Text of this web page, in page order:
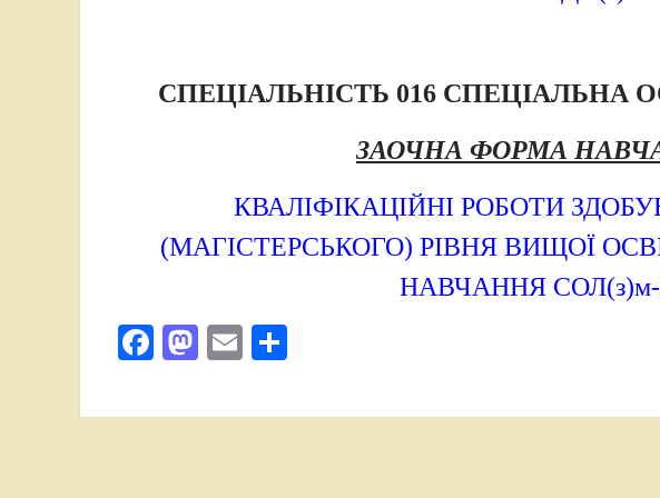
СПЕЦІАЛЬНІСТЬ 016 СПЕЦІАЛЬНА
ЗАОЧНА ФОРМА
КВАЛІФІКАЦІЙНІ РОБОТИ
(МАГІСТЕРСЬКОГО) РІВНЯ ВИЩОЇ
НАВЧАННЯ СОЛ(з)м-
Facebook
Mastodon
Email